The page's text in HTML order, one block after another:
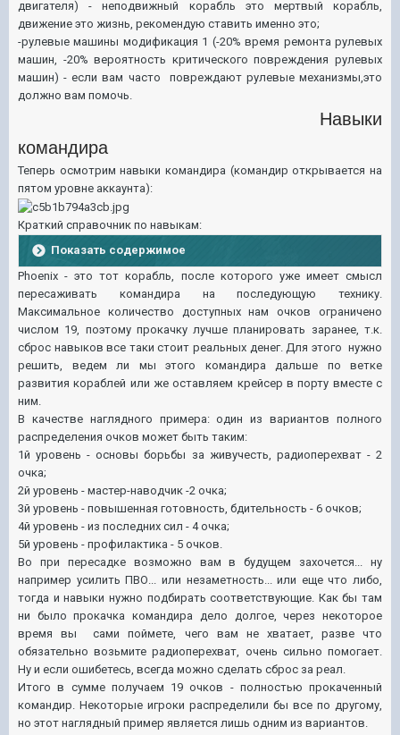
двигателя) - неподвижный корабль это мертвый корабль,
движение это жизнь, рекомендую ставить именно это;
-рулевые машины модификация 1 (-20% время ремонта рулевых
машин, -20% вероятность критического повреждения рулевых
машин) - если вам часто повреждают рулевые механизмы,это
должно вам помочь.
Навыки
командира
Теперь осмотрим навыки командира (командир открывается на
пятом уровне аккаунта):
Краткий справочник по навыкам:
Показать содержимое
Phoenix - это тот корабль, после которого уже имеет смысл
пересаживать командира на последующую технику.
Максимальное количество доступных нам очков ограничено
числом 19, поэтому прокачку лучше планировать заранее, т.к.
сброс навыков все таки стоит реальных денег. Для этого нужно
решить, ведем ли мы этого командира дальше по ветке
развития кораблей или же оставляем крейсер в порту вместе с
ним.
В качестве наглядного примера: один из вариантов полного
распределения очков может быть таким:
1й уровень - основы борьбы за живучесть, радиоперехват - 2
очка;
2й уровень - мастер-наводчик -2 очка;
3й уровень - повышенная готовность, бдительность - 6 очков;
4й уровень - из последних сил - 4 очка;
5й уровень - профилактика - 5 очков.
Во при пересадке возможно вам в будущем захочется... ну
например усилить ПВО... или незаметность... или еще что либо,
тогда и навыки нужно подбирать соответствующие. Как бы там
ни было прокачка командира дело долгое, через некоторое
время вы сами поймете, чего вам не хватает, разве что
обязательно возьмите радиоперехват, очень сильно помогает.
Ну и если ошибетесь, всегда можно сделать сброс за реал.
Итого в сумме получаем 19 очков - полностью прокаченный
командир. Некоторые игроки распределили бы все по другому,
но этот наглядный пример является лишь одним из вариантов.